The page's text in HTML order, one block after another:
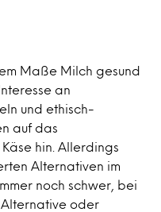
Maße Milch gesund
an
und ethisch-
auf das
hin. Allerdings
Alternativen im
noch schwer, bei
Alternative oder